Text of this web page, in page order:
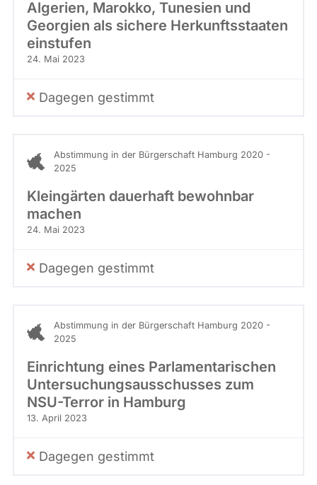
Algerien, Marokko, Tunesien und
Georgien als sichere Herkunftsstaaten
einstufen
24. Mai 2023
Dagegen gestimmt
Abstimmung in der Bürgerschaft Hamburg 2020 -
2025
Kleingärten dauerhaft bewohnbar
machen
24. Mai 2023
Dagegen gestimmt
Abstimmung in der Bürgerschaft Hamburg 2020 -
2025
Einrichtung eines Parlamentarischen
Untersuchungsausschusses zum
NSU-Terror in Hamburg
13. April 2023
Dagegen gestimmt